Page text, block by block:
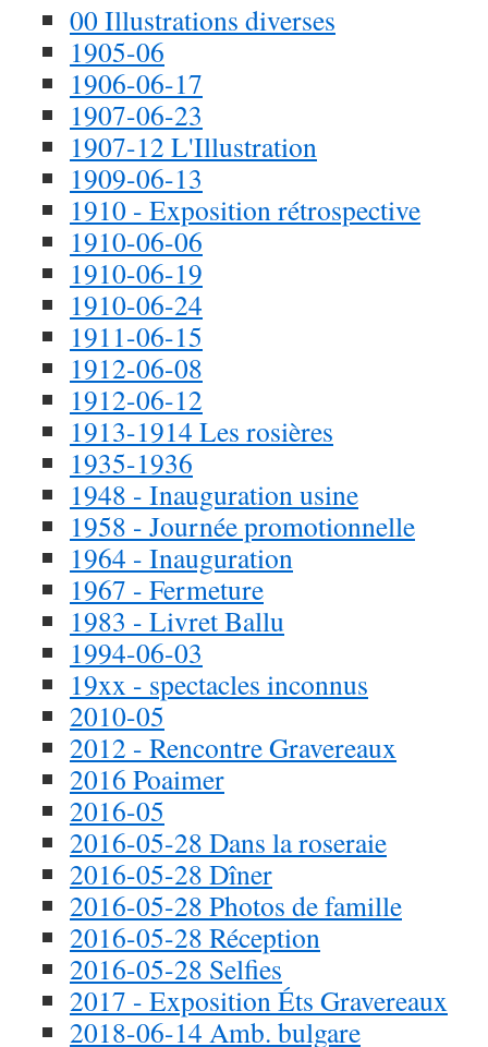
00 Illustrations diverses
1905-06
1906-06-17
1907-06-23
1907-12 L'Illustration
1909-06-13
1910 - Exposition rétrospective
1910-06-06
1910-06-19
1910-06-24
1911-06-15
1912-06-08
1912-06-12
1913-1914 Les rosières
1935-1936
1948 - Inauguration usine
1958 - Journée promotionnelle
1964 - Inauguration
1967 - Fermeture
1983 - Livret Ballu
1994-06-03
19xx - spectacles inconnus
2010-05
2012 - Rencontre Gravereaux
2016 Poaimer
2016-05
2016-05-28 Dans la roseraie
2016-05-28 Dîner
2016-05-28 Photos de famille
2016-05-28 Réception
2016-05-28 Selfies
2017 - Exposition Éts Gravereaux
2018-06-14 Amb. bulgare